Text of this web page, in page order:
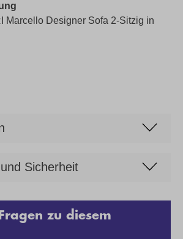
Marcello Designer Sofa 2-Sitzig in
Sicherheit
zu diesem